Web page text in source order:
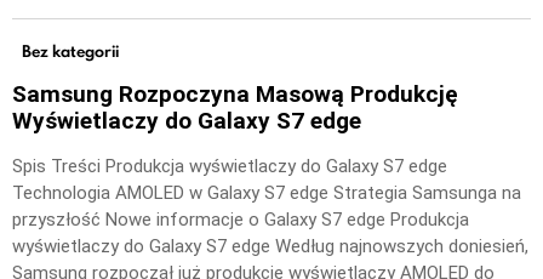
Bez kategorii
Samsung Rozpoczyna Masową Produkcję
Wyświetlaczy do Galaxy S7 edge
Spis Treści Produkcja wyświetlaczy do Galaxy S7 edge
Technologia AMOLED w Galaxy S7 edge Strategia Samsunga na
przyszłość Nowe informacje o Galaxy S7 edge Produkcja
wyświetlaczy do Galaxy S7 edge Według najnowszych doniesień,
Samsung rozpoczął już produkcję wyświetlaczy AMOLED do